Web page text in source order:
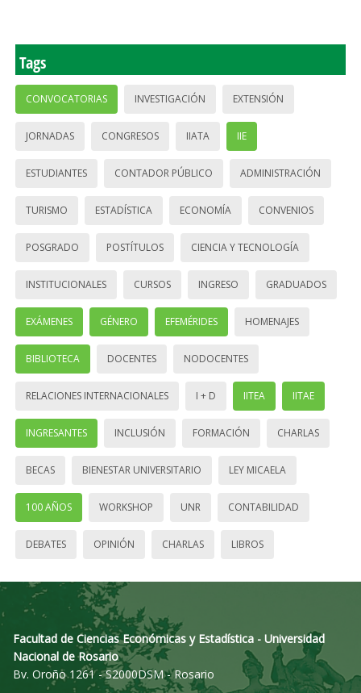
Tags
CONVOCATORIAS INVESTIGACIÓN EXTENSIÓN
JORNADAS CONGRESOS IIATA IIE
ESTUDIANTES CONTADOR PÚBLICO ADMINISTRACIÓN
TURISMO ESTADÍSTICA ECONOMÍA CONVENIOS
POSGRADO POSTÍTULOS CIENCIA Y TECNOLOGÍA
INSTITUCIONALES CURSOS INGRESO GRADUADOS
EXÁMENES GÉNERO EFEMÉRIDES HOMENAJES
BIBLIOTECA DOCENTES NODOCENTES
RELACIONES INTERNACIONALES I + D IITEA IITAE
INGRESANTES INCLUSIÓN FORMACIÓN CHARLAS
BECAS BIENESTAR UNIVERSITARIO LEY MICAELA
100 AÑOS WORKSHOP UNR CONTABILIDAD
DEBATES OPINIÓN CHARLAS LIBROS
Facultad de Ciencias Económicas y Estadística - Universidad
Nacional de Rosario
Bv. Oroño 1261 - S2000DSM - Rosario